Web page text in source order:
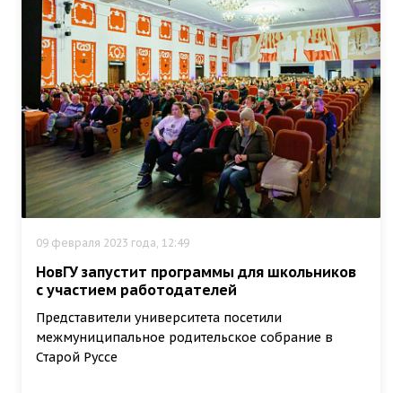
09 февраля 2023 года, 12:49
НовГУ запустит программы для школьников
с участием работодателей
Представители университета посетили
межмуниципальное родительское собрание в
Старой Руссе